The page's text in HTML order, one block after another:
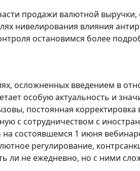
продажи валютной выручки,
нивелирования влияния
остановимся более
осложненных введением в
особую актуальность и
постоянная корректировка
с сотрудничеством с
на состоявшемся 1 июня
регулирование,
ли не ежедневно, но с ними